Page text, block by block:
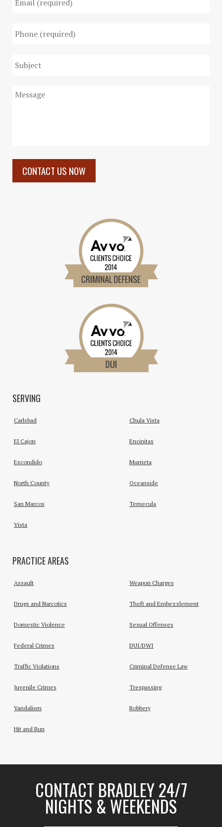
SERVING
Carlsbad Chula Vista
El Cajon Encinitas
Escondido Murrieta
North County Oceanside
San Marcos Temecula
Vista
PRACTICE AREAS
Assault Weapon Charges
Drugs and Narcotics Theft and Embezzlement
Domestic Violence Sexual Offenses
Federal Crimes DUI/DWI
Traffic Violations Criminal Defense Law
Juvenile Crimes Trespassing
Vandalism Robbery
Hit and Run
CONTACT BRADLEY 24/7
NIGHTS & WEEKENDS